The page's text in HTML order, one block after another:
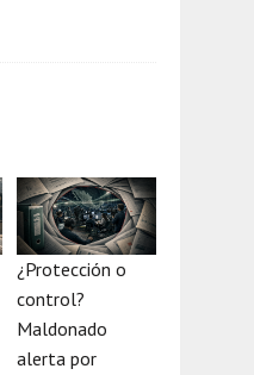
¿Protección o
control?
Maldonado
alerta por